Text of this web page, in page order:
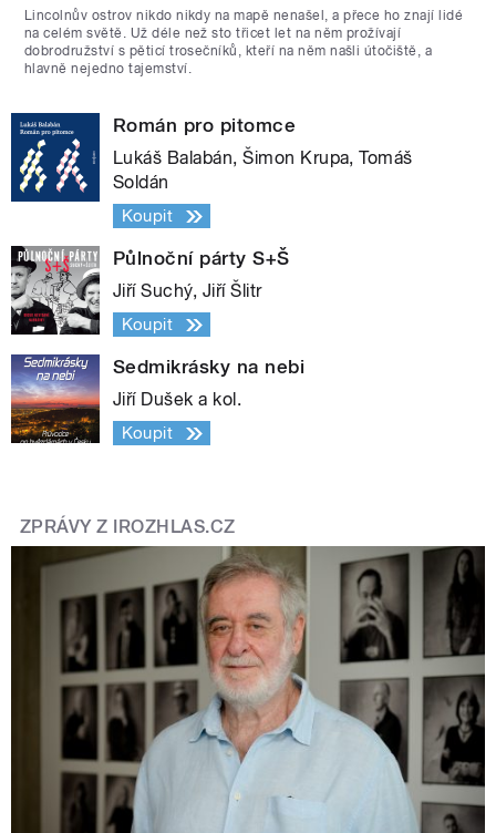
Lincolnův ostrov nikdo nikdy na mapě nenašel, a přece ho znají lidé
na celém světě. Už déle než sto třicet let na něm prožívají
dobrodružství s pěticí trosečníků, kteří na něm našli útočiště, a
hlavně nejedno tajemství.
Román pro pitomce
Lukáš Balabán, Šimon Krupa, Tomáš
Soldán
Koupit
Půlnoční párty S+Š
Jiří Suchý, Jiří Šlitr
Koupit
Sedmikrásky na nebi
Jiří Dušek a kol.
Koupit
ZPRÁVY Z IROZHLAS.CZ